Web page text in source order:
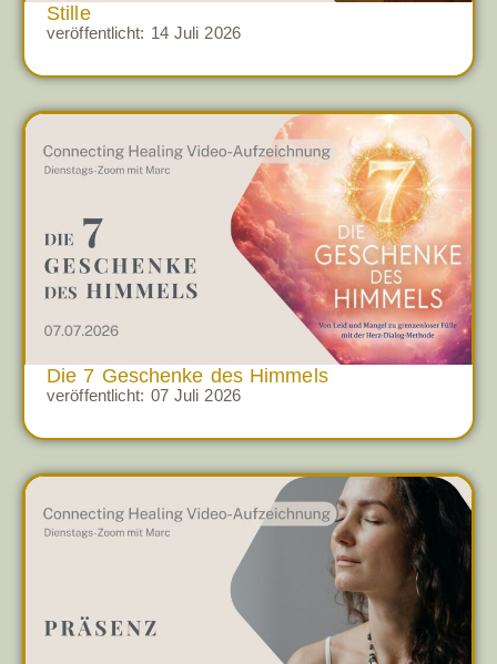
Stille
veröffentlicht: 14 Juli 2026
Die 7 Geschenke des Himmels
veröffentlicht: 07 Juli 2026